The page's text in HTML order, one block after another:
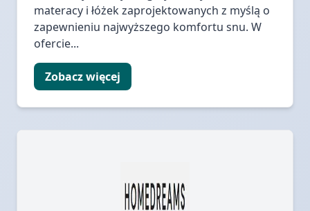
materacy i łóżek zaprojektowanych z myślą o
zapewnieniu najwyższego komfortu snu. W
ofercie...
Zobacz więcej